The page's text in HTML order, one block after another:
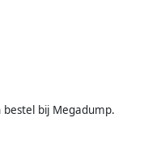
bij Megadump.